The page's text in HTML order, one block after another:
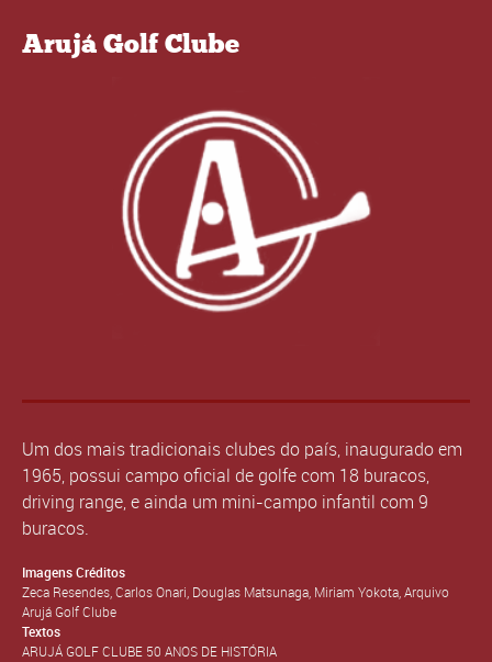
Arujá Golf Clube
Um dos mais tradicionais clubes do país, inaugurado em
1965, possui campo oficial de golfe com 18 buracos,
driving range, e ainda um mini-campo infantil com 9
buracos.
Imagens Créditos
Zeca Resendes, Carlos Onari, Douglas Matsunaga, Miriam Yokota, Arquivo
Arujá Golf Clube
Textos
ARUJÁ GOLF CLUBE 50 ANOS DE HISTÓRIA